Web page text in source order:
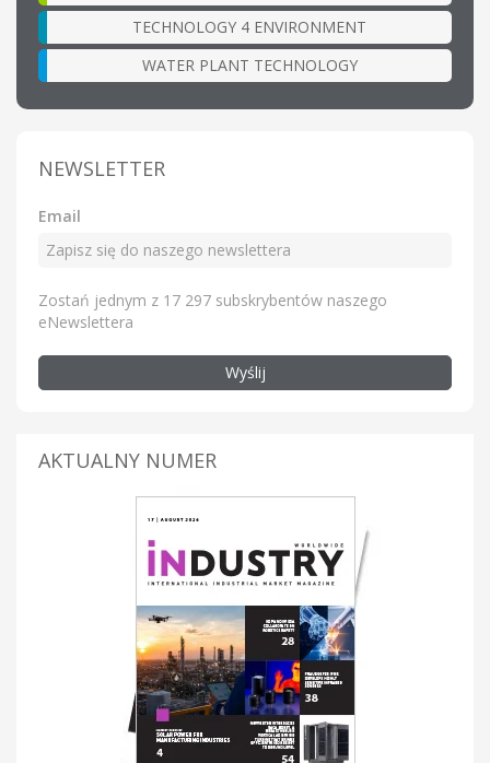
TECHNOLOGY 4 ENVIRONMENT
WATER PLANT TECHNOLOGY
NEWSLETTER
Email
Zostań jednym z 17 297 subskrybentów naszego
eNewslettera
Wyślij
AKTUALNY NUMER